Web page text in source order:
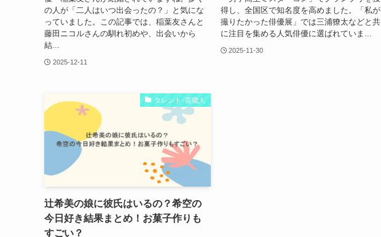
の人が「二人はいつ出会ったの？」と気にな
っていました。この記事では、稲葉友さんと
藤田ニコルさんの馴れ初めや、出会いから
結...
2025-12-11
得し、全国区で知名度を高めました。「私が
撮りたかった俳優展」では三浦獠太などと共
に注目を集める人気俳優に選ばれていま...
2025-11-30
タレント･芸能人
辻希美の娘に彼氏はいるの？希空の
今日好き結果まとめ！お菓子作りも
すごい？